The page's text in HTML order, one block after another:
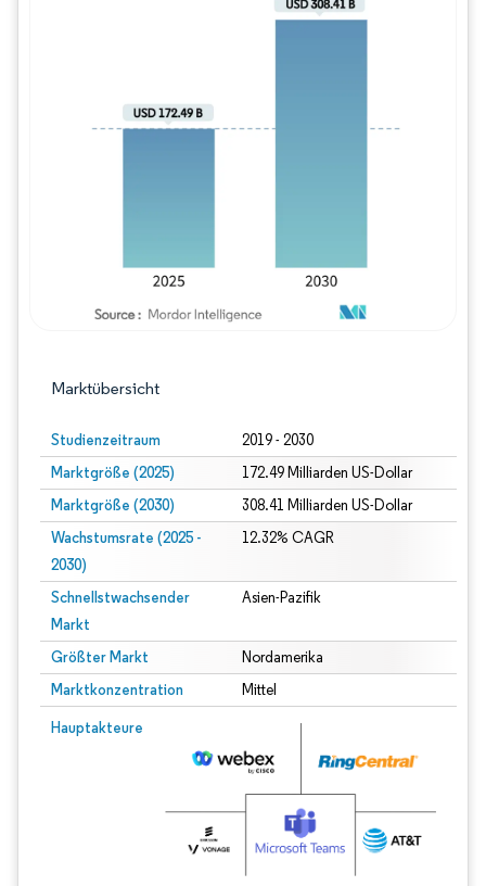
Marktübersicht
Studienzeitraum 2019 - 2030
Marktgröße (2025) 172.49 Milliarden US-Dollar
Marktgröße (2030) 308.41 Milliarden US-Dollar
Wachstumsrate (2025 -
2030)
12.32% CAGR
Schnellstwachsender
Markt
Asien-Pazifik
Größter Markt Nordamerika
Marktkonzentration Mittel
Hauptakteure
Bild © Mordor Intelligence. Wiederverwendung erfordert Namensnennung
Bild © Mordor Intelligence.